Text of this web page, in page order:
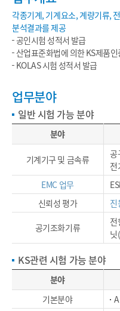
각종기계, 기계요소, 계량기류,
분석결과를 제공
공인시험 성적서 발급
산업표준화법에 의한 KS제품
KOLAS 시험 성적서 발급
업무분야
일반 시험 가능 분야
분야
기계기구 및 금속류
공
전
EMC 업무
신뢰성 평가
진
공기조화기류
전
닛
KS관련 시험 가능 분야
분야
기본분야